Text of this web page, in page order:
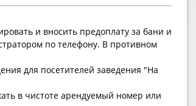
и вносить предоплату за бани и
по телефону. В противном
для посетителей заведения "На
в чистоте арендуемый номер или